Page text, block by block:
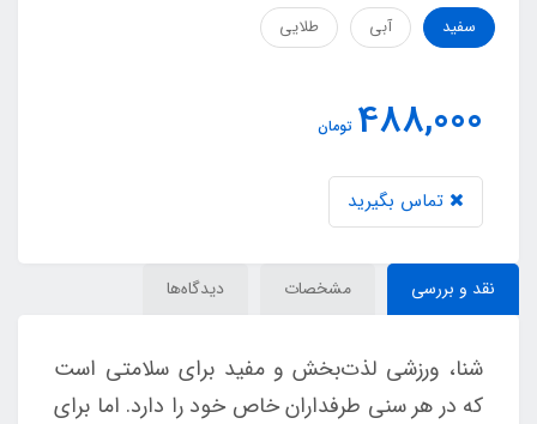
سفید
آبی طلایی
488,000 تومان
تماس بگیرید
نقد و بررسی مشخصات دیدگاه‌ها
شنا، ورزشی لذت‌بخش و مفید برای سلامتی است
که در هر سنی طرفداران خاص خود را دارد. اما برای